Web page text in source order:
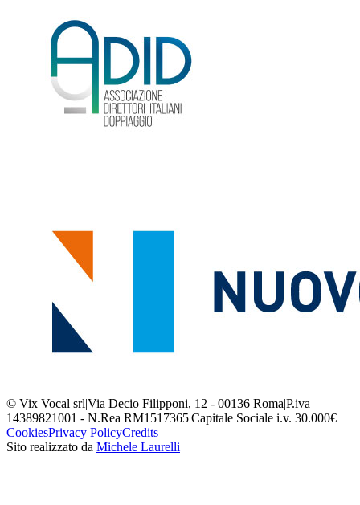
© Vix Vocal srl|Via Decio Filipponi, 12 - 00136 Roma|P.iva
14389821001 - N.Rea RM1517365|Capitale Sociale i.v. 30.000€
CookiesPrivacy PolicyCredits
Sito realizzato da Michele Laurelli